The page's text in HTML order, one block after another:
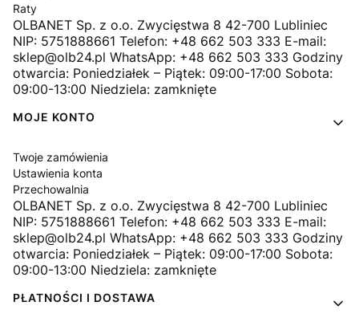
Raty
OLBANET Sp. z o.o. Zwycięstwa 8 42-700 Lubliniec
NIP: 5751888661 Telefon: +48 662 503 333 E-mail:
sklep@olb24.pl WhatsApp: +48 662 503 333 Godziny
otwarcia: Poniedziałek – Piątek: 09:00-17:00 Sobota:
09:00-13:00 Niedziela: zamknięte
MOJE KONTO
Twoje zamówienia
Ustawienia konta
Przechowalnia
OLBANET Sp. z o.o. Zwycięstwa 8 42-700 Lubliniec
NIP: 5751888661 Telefon: +48 662 503 333 E-mail:
sklep@olb24.pl WhatsApp: +48 662 503 333 Godziny
otwarcia: Poniedziałek – Piątek: 09:00-17:00 Sobota:
09:00-13:00 Niedziela: zamknięte
PŁATNOŚCI I DOSTAWA